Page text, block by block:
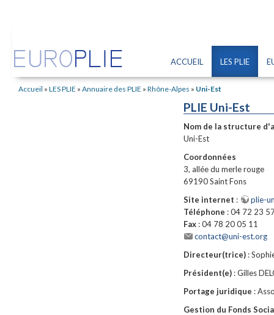
ACCUEIL LES PLIE
Accueil » LES PLIE » Annuaire des PLIE » Rhône-Alpes » Uni-Est
PLIE Uni-Est
Nom de la structure
Uni-Est
Coordonnées
3, allée du merle rouge
69190 Saint Fons
Site internet :
plie-
Téléphone : 04 72 23
Fax : 04 78 20 05 11
contact@uni-est.org
Directeur(trice) :
Président(e) : Gilles
Portage juridique :
Gestion du Fonds